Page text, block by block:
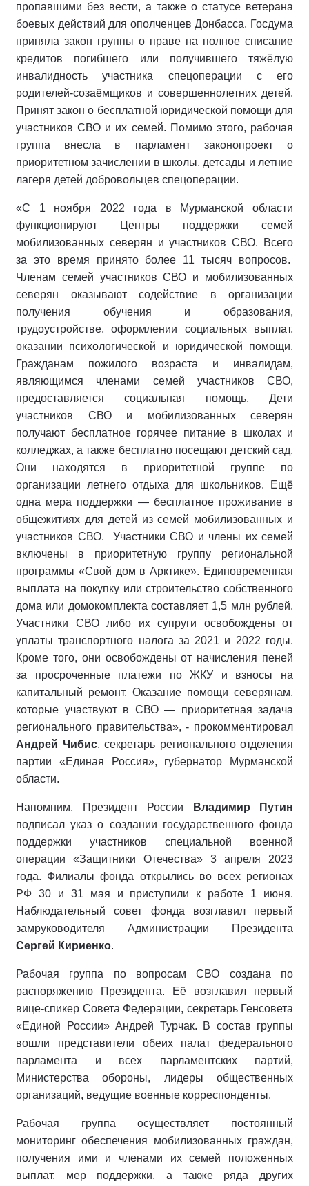
пропавшими без вести, а также о статусе ветерана
боевых действий для ополченцев Донбасса. Госдума
приняла закон группы о праве на полное списание
кредитов погибшего или получившего тяжёлую
инвалидность участника спецоперации с его
родителей-созаёмщиков и совершеннолетних детей.
Принят закон о бесплатной юридической помощи для
участников СВО и их семей. Помимо этого, рабочая
группа внесла в парламент законопроект о
приоритетном зачислении в школы, детсады и летние
лагеря детей добровольцев спецоперации.
«С 1 ноября 2022 года в Мурманской области
функционируют Центры поддержки семей
мобилизованных северян и участников СВО. Всего
за это время принято более 11 тысяч вопросов.
Членам семей участников СВО и мобилизованных
северян оказывают содействие в организации
получения обучения и образования,
трудоустройстве, оформлении социальных выплат,
оказании психологической и юридической помощи.
Гражданам пожилого возраста и инвалидам,
являющимся членами семей участников СВО,
предоставляется социальная помощь. Дети
участников СВО и мобилизованных северян
получают бесплатное горячее питание в школах и
колледжах, а также бесплатно посещают детский сад.
Они находятся в приоритетной группе по
организации летнего отдыха для школьников. Ещё
одна мера поддержки — бесплатное проживание в
общежитиях для детей из семей мобилизованных и
участников СВО. Участники СВО и члены их семей
включены в приоритетную группу региональной
программы «Свой дом в Арктике». Единовременная
выплата на покупку или строительство собственного
дома или домокомплекта составляет 1,5 млн рублей.
Участники СВО либо их супруги освобождены от
уплаты транспортного налога за 2021 и 2022 годы.
Кроме того, они освобождены от начисления пеней
за просроченные платежи по ЖКУ и взносы на
капитальный ремонт. Оказание помощи северянам,
которые участвуют в СВО — приоритетная задача
регионального правительства», - прокомментировал
Андрей Чибис, секретарь регионального отделения
партии «Единая Россия», губернатор Мурманской
области.
Напомним, Президент России
Владимир Путин
подписал указ о создании государственного фонда
поддержки участников специальной военной
операции «Защитники Отечества» 3 апреля 2023
года. Филиалы фонда открылись во всех регионах
РФ 30 и 31 мая и приступили к работе 1 июня.
Наблюдательный совет фонда возглавил первый
замруководителя Администрации Президента
Сергей Кириенко.
Рабочая группа по вопросам СВО создана по
распоряжению Президента. Её возглавил первый
вице-спикер Совета Федерации, секретарь Генсовета
«Единой России» Андрей Турчак. В состав группы
вошли представители обеих палат федерального
парламента и всех парламентских партий,
Министерства обороны, лидеры общественных
организаций, ведущие военные корреспонденты.
Рабочая группа осуществляет постоянный
мониторинг обеспечения мобилизованных граждан,
получения ими и членами их семей положенных
выплат, мер поддержки, а также ряда других